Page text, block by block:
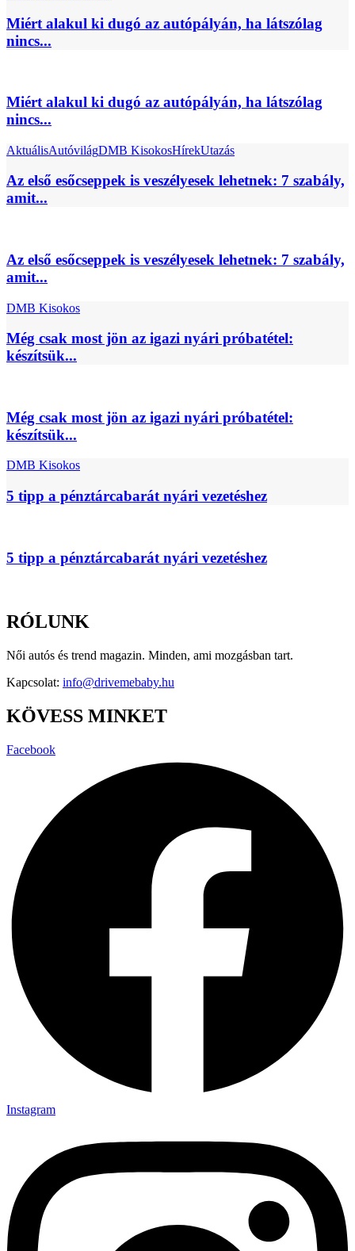
Miért alakul ki dugó az autópályán, ha látszólag
nincs...
Miért alakul ki dugó az autópályán, ha látszólag
nincs...
AktuálisAutóvilágDMB KisokosHírekUtazás
Az első esőcseppek is veszélyesek lehetnek: 7 szabály,
amit...
Az első esőcseppek is veszélyesek lehetnek: 7 szabály,
amit...
DMB Kisokos
Még csak most jön az igazi nyári próbatétel:
készítsük...
Még csak most jön az igazi nyári próbatétel:
készítsük...
DMB Kisokos
5 tipp a pénztárcabarát nyári vezetéshez
5 tipp a pénztárcabarát nyári vezetéshez
RÓLUNK
Női autós és trend magazin. Minden, ami mozgásban tart.
Kapcsolat: info@drivemebaby.hu
KÖVESS MINKET
Facebook
Instagram